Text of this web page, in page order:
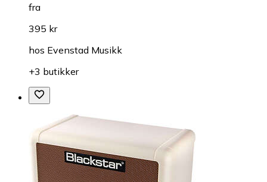
fra
395 kr
hos Evenstad Musikk
+3 butikker